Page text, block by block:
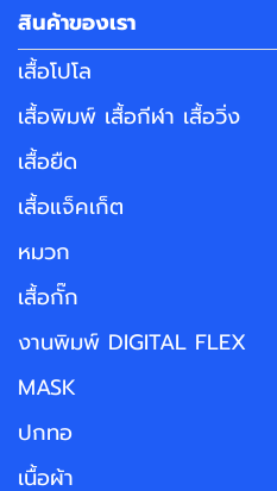
สินค้าของเรา
เสื้อโปโล
เสื้อพิมพ์ เสื้อกีฬา เสื้อวิ่ง
เสื้อยืด
เสื้อแจ็คเก็ต
หมวก
เสื้อกั๊ก
งานพิมพ์ DIGITAL FLEX
MASK
ปกทอ
เนื้อผ้า